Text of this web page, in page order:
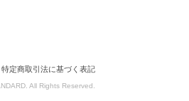
特定商取引法に基づく表記
All Rights Reserved.